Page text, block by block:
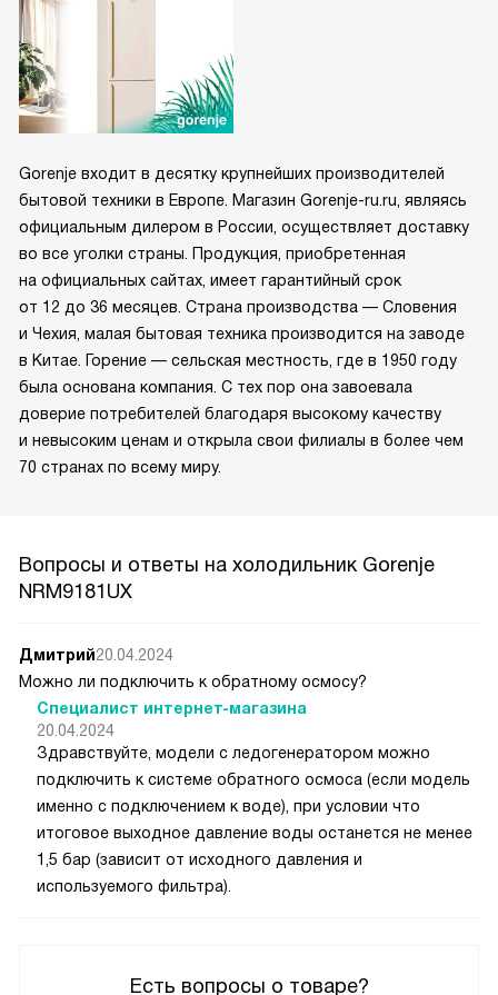
Gorenje входит в десятку крупнейших производителей
бытовой техники в Европе. Магазин Gorenje-ru.ru, являясь
официальным дилером в России, осуществляет доставку
во все уголки страны. Продукция, приобретенная
на официальных сайтах, имеет гарантийный срок
от 12 до 36 месяцев. Страна производства — Словения
и Чехия, малая бытовая техника производится на заводе
в Китае. Горение — сельская местность, где в 1950 году
была основана компания. С тех пор она завоевала
доверие потребителей благодаря высокому качеству
и невысоким ценам и открыла свои филиалы в более чем
70 странах по всему миру.
Вопросы и ответы на холодильник Gorenje
NRM9181UX
Есть вопросы о товаре?
Дмитрий20.04.2024
Можно ли подключить к обратному осмосу?
Специалист интернет-магазина
20.04.2024
Здравствуйте, модели с ледогенератором можно
подключить к системе обратного осмоса (если модель
именно с подключением к воде), при условии что
итоговое выходное давление воды останется не менее
1,5 бар (зависит от исходного давления и
используемого фильтра).